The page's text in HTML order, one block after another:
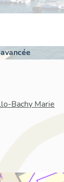
Bachy Marie